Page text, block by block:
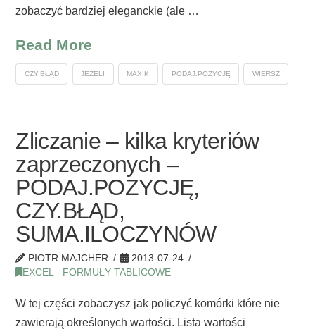
zobaczyć bardziej eleganckie (ale …
Read More
CZY.BŁĄD JEŻELI MAX.K PODAJ.POZYCJĘ WIERSZ
Zliczanie – kilka kryteriów
zaprzeczonych –
PODAJ.POZYCJĘ,
CZY.BŁĄD,
SUMA.ILOCZYNÓW
PIOTR MAJCHER
2013-07-24
EXCEL - FORMUŁY TABLICOWE
W tej części zobaczysz jak policzyć komórki które nie
zawierają określonych wartości. Lista wartości